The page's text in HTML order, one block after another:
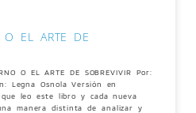
O EL ARTE DE
O EL ARTE DE SOBREVIVIR Por:
Legna Osnola Versión en
leo este libro y cada nueva
manera distinta de analizar y